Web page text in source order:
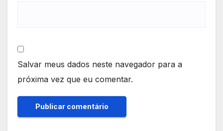
Salvar meus dados neste navegador para a
próxima vez que eu comentar.